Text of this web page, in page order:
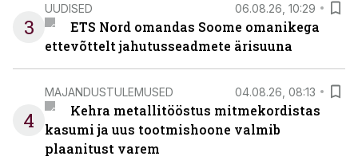
3
UUDISED 06.08.26, 10:29
ETS Nord omandas Soome omanikega
ettevõttelt jahutusseadmete ärisuuna
4
MAJANDUSTULEMUSED 04.08.26, 08:13
Kehra metallitööstus mitmekordistas
kasumi ja uus tootmishoone valmib
plaanitust varem